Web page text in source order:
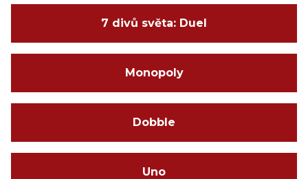
7 divů světa: Duel
Monopoly
Dobble
Uno